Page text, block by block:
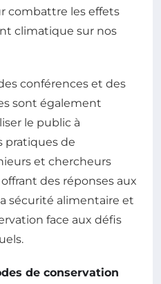
combattre les effets
climatique sur nos
conférences et des
sont également
le public à
pratiques de
et chercheurs
des réponses aux
sécurité alimentaire et
face aux défis
de conservation